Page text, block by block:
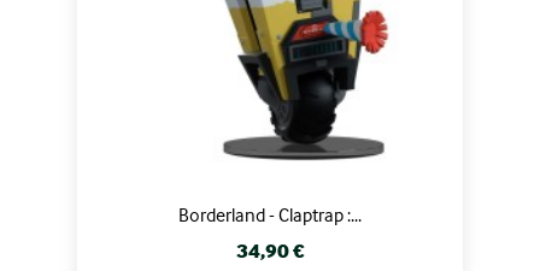
Borderland - Claptrap :...
Prix
34,90 €